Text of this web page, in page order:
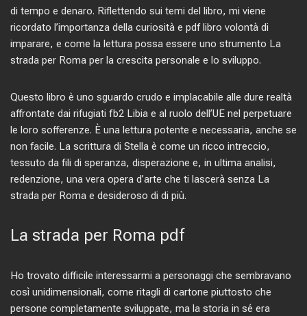
di tempo e denaro. Riflettendo sui temi del libro, mi viene
ricordato l’importanza della curiosità e pdf libro volontà di
imparare, e come la lettura possa essere uno strumento La
strada per Roma per la crescita personale e lo sviluppo.
Questo libro è uno sguardo crudo e implacabile alle dure realtà
affrontate dai rifugiati fb2 Libia e al ruolo dell’UE nel perpetuare
le loro sofferenze. È una lettura potente e necessaria, anche se
non facile. La scrittura di Stella è come un ricco intreccio,
tessuto da fili di speranza, disperazione e, in ultima analisi,
redenzione, una vera opera d’arte che ti lascerà senza La
strada per Roma e desideroso di di più.
La strada per Roma pdf
Ho trovato difficile interessarmi a personaggi che sembravano
così unidimensionali, come ritagli di cartone piuttosto che
persone completamente sviluppate, ma la storia in sé era